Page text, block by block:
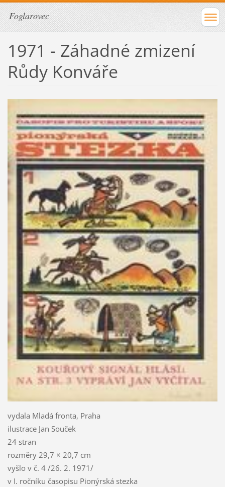
Foglarovec
1971 - Záhadné zmizení
Růdy Konváře
vydala Mladá fronta, Praha
ilustrace Jan Souček
24 stran
rozměry 29,7 × 20,7 cm
vyšlo v č. 4 /26. 2. 1971/
v I. ročníku časopisu Pionýrská stezka